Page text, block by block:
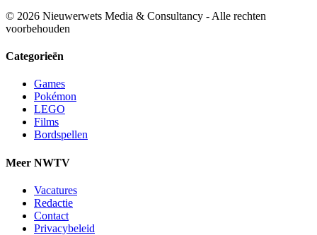
© 2026 Nieuwerwets Media & Consultancy - Alle rechten
voorbehouden
Categorieën
Games
Pokémon
LEGO
Films
Bordspellen
Meer NWTV
Vacatures
Redactie
Contact
Privacybeleid